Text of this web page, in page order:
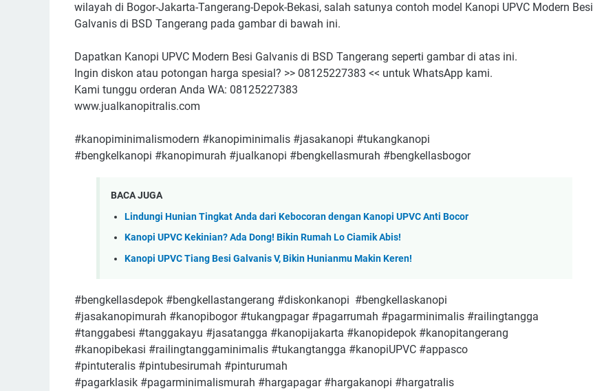
wilayah di Bogor-Jakarta-Tangerang-Depok-Bekasi, salah satunya contoh model Kanopi UPVC Modern Besi
Galvanis di BSD Tangerang pada gambar di bawah ini.
Dapatkan Kanopi UPVC Modern Besi Galvanis di BSD Tangerang seperti gambar di atas ini.
Ingin diskon atau potongan harga spesial? >> 08125227383 << untuk WhatsApp kami.
Kami tunggu orderan Anda WA: 08125227383
www.jualkanopitralis.com
#kanopiminimalismodern #kanopiminimalis #jasakanopi #tukangkanopi
#bengkelkanopi #kanopimurah #jualkanopi #bengkellasmurah #bengkellasbogor
BACA JUGA
Lindungi Hunian Tingkat Anda dari Kebocoran dengan Kanopi UPVC Anti Bocor
Kanopi UPVC Kekinian? Ada Dong! Bikin Rumah Lo Ciamik Abis!
Kanopi UPVC Tiang Besi Galvanis V, Bikin Hunianmu Makin Keren!
#bengkellasdepok #bengkellastangerang #diskonkanopi #bengkellaskanopi
#jasakanopimurah #kanopibogor #tukangpagar #pagarrumah #pagarminimalis #railingtangga
#tanggabesi #tanggakayu #jasatangga #kanopijakarta #kanopidepok #kanopitangerang
#kanopibekasi #railingtanggaminimalis #tukangtangga #kanopiUPVC #appasco
#pintuteralis #pintubesirumah #pinturumah
#pagarklasik #pagarminimalismurah #hargapagar #hargakanopi #hargatralis